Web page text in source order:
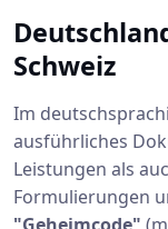
Schweiz
Im
ausführliches
Leistungen als
Formulierungen